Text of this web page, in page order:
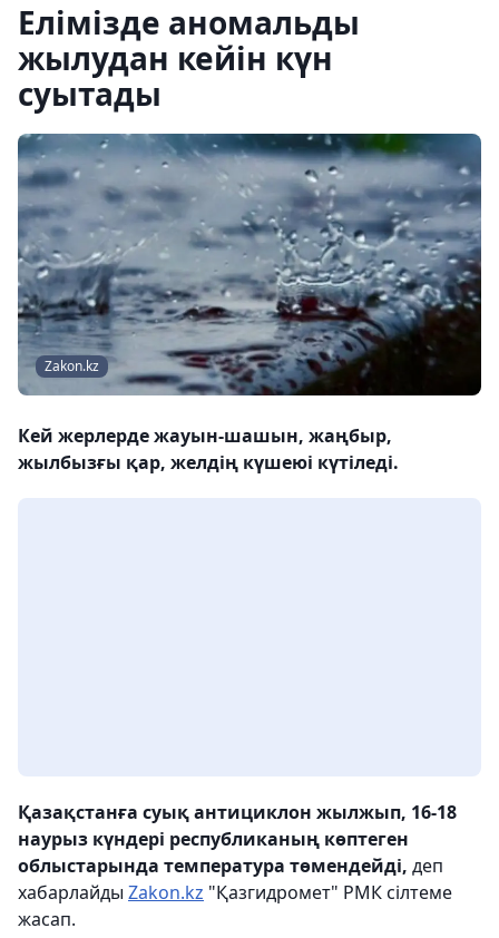
Елімізде аномальды
жылудан кейін күн
суытады
Zakon.kz
Кей жерлерде жауын-шашын, жаңбыр,
жылбызғы қар, желдің күшеюі күтіледі.
Қазақстанға суық антициклон жылжып, 16-18
наурыз күндері республиканың көптеген
облыстарында температура төмендейді, деп
хабарлайды Zakon.kz "Қазгидромет" РМК сілтеме
жасап.